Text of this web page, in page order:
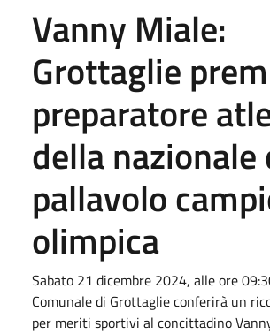
Vanny Miale:
Grottaglie
preparatore
della nazionale
pallavolo
olimpica
Sabato 21 dicembre 2024, alle ore
Comunale di Grottaglie conferirà un
per meriti sportivi al concittadino